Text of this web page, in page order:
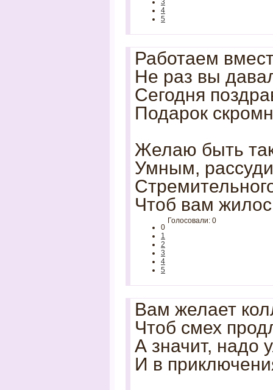
3
4
5
Работаем
Не раз вы
Сегодня
Подарок
Желаю быть
Умным,
Чтоб вам
0
1
2
3
4
5
Голосовали: 0
Вам желает
Чтоб смех
А значит, надо
И в